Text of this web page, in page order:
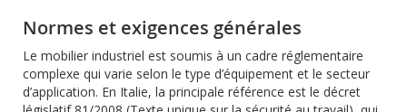
Normes et exigences générales
Le mobilier industriel est soumis à un cadre réglementaire
complexe qui varie selon le type d’équipement et le secteur
d’application. En Italie, la principale référence est le décret